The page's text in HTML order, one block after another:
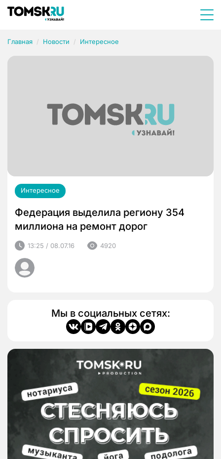
Главная Новости Интересное
Интересное
Федерация выделила региону 354
миллиона на ремонт дорог
13:25 / 08.07.16 4920
Мы в социальных сетях: